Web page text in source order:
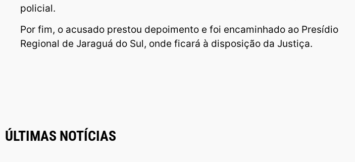
policial.
Por fim, o acusado prestou depoimento e foi encaminhado ao Presídio
Regional de Jaraguá do Sul, onde ficará à disposição da Justiça.
ÚLTIMAS NOTÍCIAS